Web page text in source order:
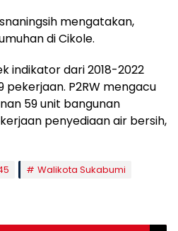
mengatakan,
di Cikole.
indikator dari 2018-2022
pekerjaan. P2RW mengacu
59 unit bangunan
penyediaan air bersih,
Walikota Sukabumi